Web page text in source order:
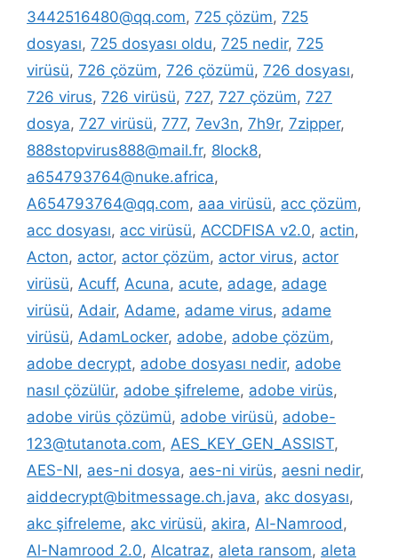
3442516480@qq.com, 725 çözüm, 725
dosyası, 725 dosyası oldu, 725 nedir, 725
virüsü, 726 çözüm, 726 çözümü, 726 dosyası,
726 virus, 726 virüsü, 727, 727 çözüm, 727
dosya, 727 virüsü, 777, 7ev3n, 7h9r, 7zipper,
888stopvirus888@mail.fr, 8lock8,
a654793764@nuke.africa,
A654793764@qq.com, aaa virüsü, acc çözüm,
acc dosyası, acc virüsü, ACCDFISA v2.0, actin,
Acton, actor, actor çözüm, actor virus, actor
virüsü, Acuff, Acuna, acute, adage, adage
virüsü, Adair, Adame, adame virus, adame
virüsü, AdamLocker, adobe, adobe çözüm,
adobe decrypt, adobe dosyası nedir, adobe
nasıl çözülür, adobe şifreleme, adobe virüs,
adobe virüs çözümü, adobe virüsü, adobe-
123@tutanota.com, AES_KEY_GEN_ASSIST,
AES-NI, aes-ni dosya, aes-ni virüs, aesni nedir,
aiddecrypt@bitmessage.ch.java, akc dosyası,
akc şifreleme, akc virüsü, akira, Al-Namrood,
Al-Namrood 2.0, Alcatraz, aleta ransom, aleta